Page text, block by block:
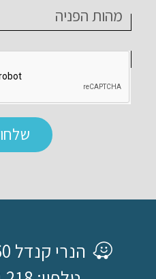
שלחו
הנרי קנדל 14/60, באר שבע